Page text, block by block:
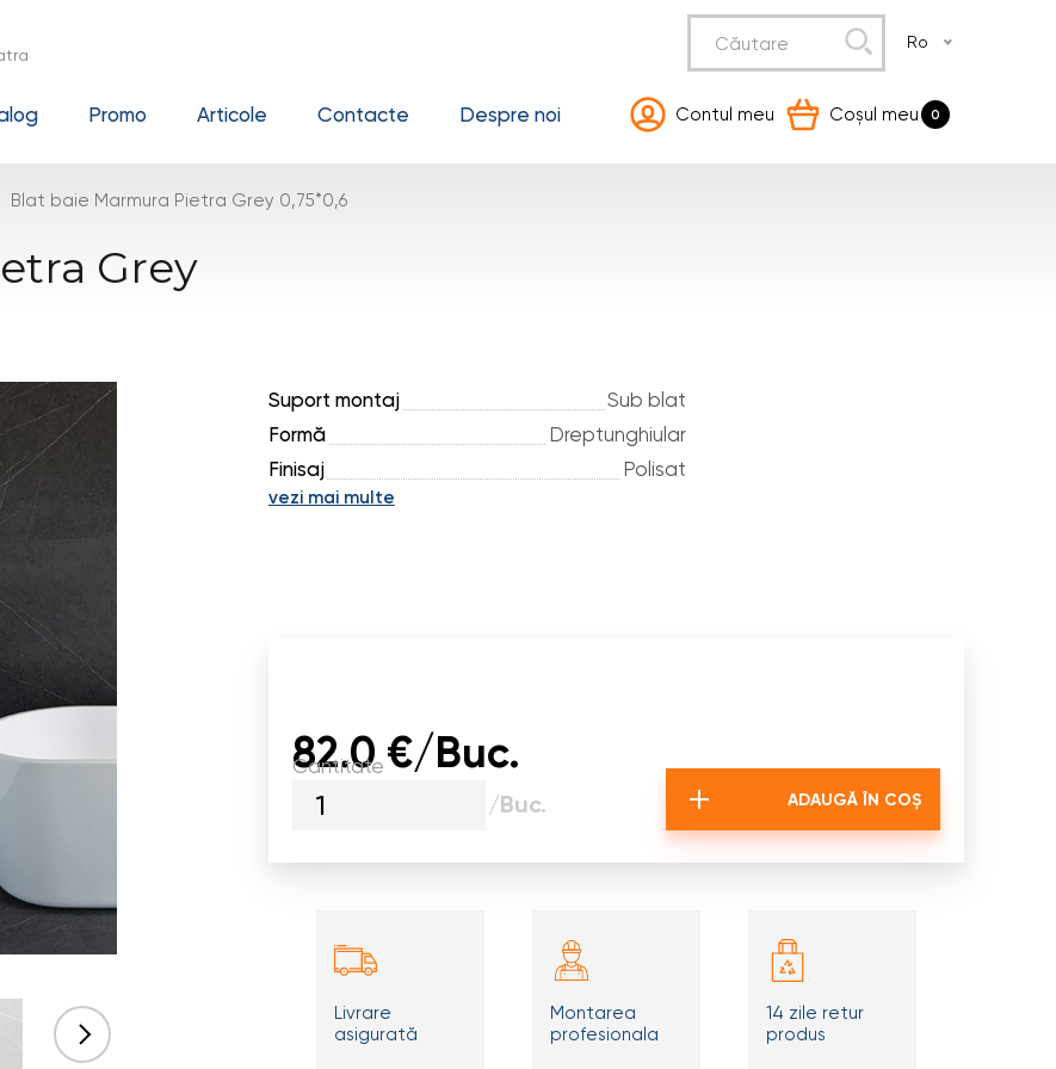
Ro
Promo Articole Contacte Despre noi Contul meu Coșul meu 0
Blat baie Marmura Pietra Grey 0,75*0,6
Grey
Suport montaj
Sub blat
Formă
Dreptunghiular
Finisaj
Polisat
vezi mai multe
82.0 €/Buc.
Cantitate
/Buc. ADAUGĂ ÎN COȘ
Livrare
asigurată
Montarea
profesionala
14 zile retur
produs